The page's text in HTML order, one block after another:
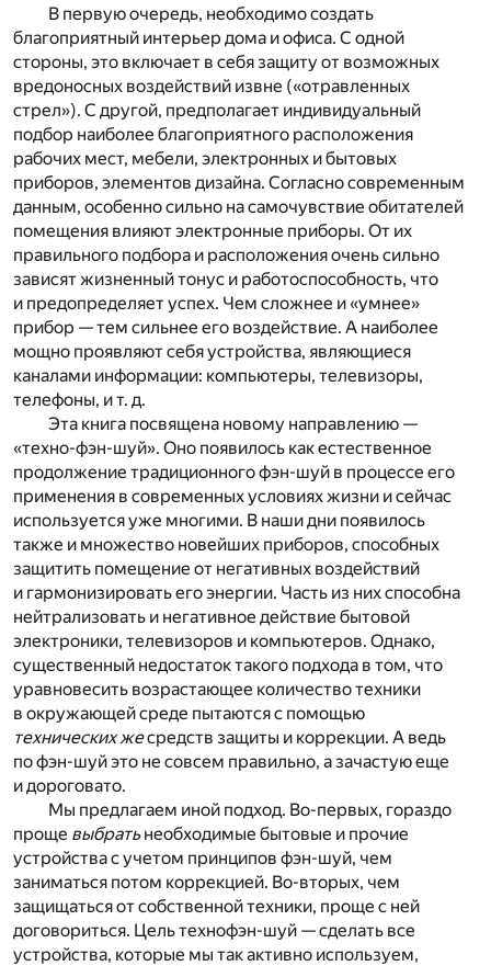
В первую очередь, необходимо создать
благоприятный интерьер дома и офиса. С одной
стороны, это включает в себя защиту от возможных
вредоносных воздействий извне («отравленных
стрел»). С другой, предполагает индивидуальный
подбор наиболее благоприятного расположения
рабочих мест, мебели, электронных и бытовых
приборов, элементов дизайна. Согласно современным
данным, особенно сильно на самочувствие обитателей
помещения влияют электронные приборы. От их
правильного подбора и расположения очень сильно
зависят жизненный тонус и работоспособность, что
и предопределяет успех. Чем сложнее и «умнее»
прибор — тем сильнее его воздействие. А наиболее
мощно проявляют себя устройства, являющиеся
каналами информации: компьютеры, телевизоры,
телефоны, и т. д.
Эта книга посвящена новому направлению —
«техно-фэн-шуй». Оно появилось как естественное
продолжение традиционного фэн-шуй в процессе его
применения в современных условиях жизни и сейчас
используется уже многими. В наши дни появилось
также и множество новейших приборов, способных
защитить помещение от негативных воздействий
и гармонизировать его энергии. Часть из них способна
нейтрализовать и негативное действие бытовой
электроники, телевизоров и компьютеров. Однако,
существенный недостаток такого подхода в том, что
уравновесить возрастающее количество техники
в окружающей среде пытаются с помощью
технических жесредств защиты и коррекции. А ведь
по фэн-шуй это не совсем правильно, а зачастую еще
и дороговато.
Мы предлагаем иной подход. Во-первых, гораздо
проще выбратьнеобходимые бытовые и прочие
устройства с учетом принципов фэн-шуй, чем
заниматься потом коррекцией. Во-вторых, чем
защищаться от собственной техники, проще с ней
договориться. Цель технофэн-шуй — сделать все
устройства, которые мы так активно используем,